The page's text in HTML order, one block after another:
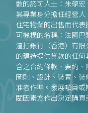
數的認可人士：朱學宏
其專業身分擔任經營
住宅物業的出售而代
可機構的名稱：法國
渣打銀行（香港）有
的建造提供貸款的任
含之合約條款、要約
圖則、設計、裝置、
准者作準。發展項目
關因素方作出決定購
或受其影響決定購買